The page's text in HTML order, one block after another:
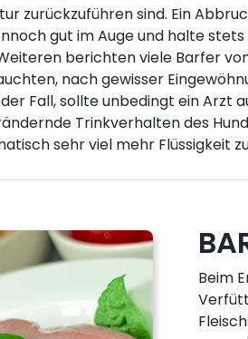
zurückzuführen sind. Ein
gut im Auge und halte
berichten viele Barfer
nach gewisser
Fall, sollte unbedingt ein Arzt
Trinkverhalten des
sehr viel mehr Flüssigkeit
Beim